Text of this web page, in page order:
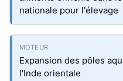
nationale pour l'élevage
Expansion des pôles
l'Inde orientale